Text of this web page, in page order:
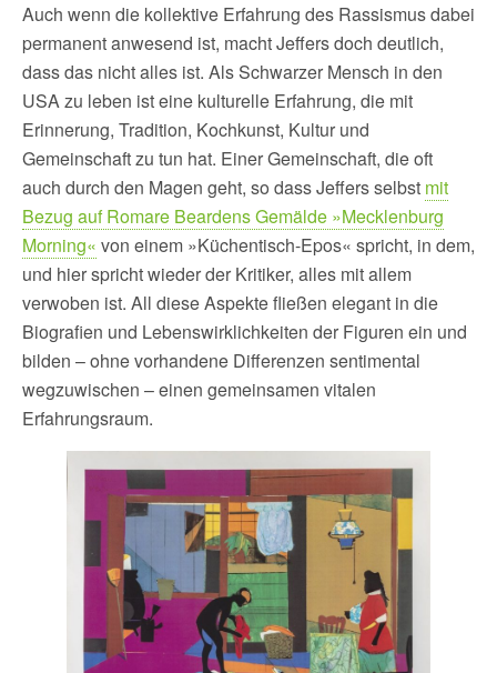
Auch wenn die kollektive Erfahrung des Rassismus dabei
permanent anwesend ist, macht Jeffers doch deutlich,
dass das nicht alles ist. Als Schwarzer Mensch in den
USA zu leben ist eine kulturelle Erfahrung, die mit
Erinnerung, Tradition, Kochkunst, Kultur und
Gemeinschaft zu tun hat. Einer Gemeinschaft, die oft
auch durch den Magen geht, so dass Jeffers selbst mit
Bezug auf Romare Beardens Gemälde »Mecklenburg
Morning« von einem »Küchentisch-Epos« spricht, in dem,
und hier spricht wieder der Kritiker, alles mit allem
verwoben ist. All diese Aspekte fließen elegant in die
Biografien und Lebenswirklichkeiten der Figuren ein und
bilden – ohne vorhandene Differenzen sentimental
wegzuwischen – einen gemeinsamen vitalen
Erfahrungsraum.